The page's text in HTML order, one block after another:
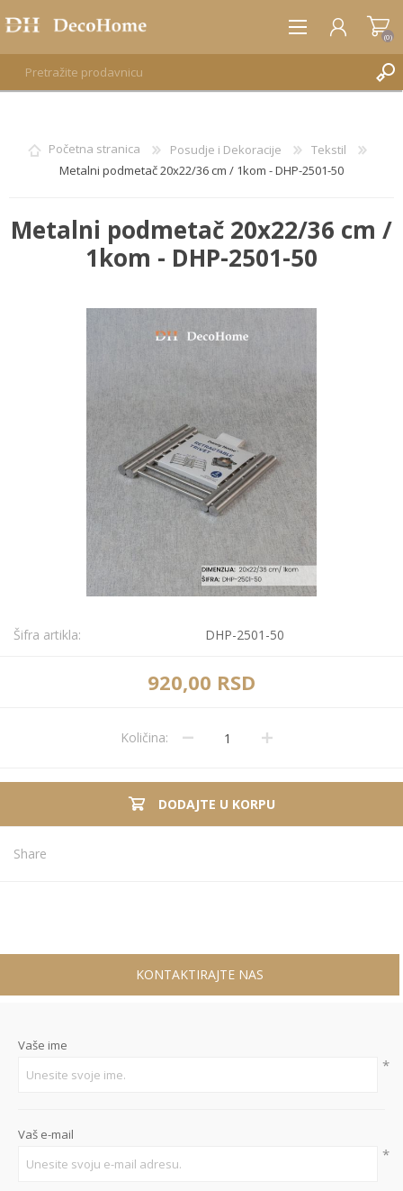
REGISTRUJTE SE
PRIJAVA
(0)
Početna stranica Posudje i Dekoracije
Tekstil
Metalni podmetač 20x22/36 cm / 1kom - DHP-2501-50
Metalni podmetač 20x22/36 cm /
1kom - DHP-2501-50
Šifra artikla: DHP-2501-50
920,00 RSD
Količina:
DODAJTE U KORPU
Share
KONTAKTIRAJTE NAS
Vaše ime
*
Vaš e-mail
*